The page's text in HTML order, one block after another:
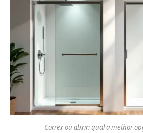
Correr ou abrir: qual a melhor